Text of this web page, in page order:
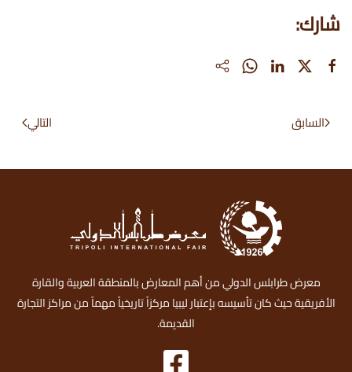
شارك:
السابق التالي
معرض طرابلس الدولي من أهم المعارض بالمنطقة العربية والقارة
الأفريقية حيث كان تأسيسه بإعتبار ليبيا مركزاً تاريخياً مهماً من مراكز التجارة
القديمة.